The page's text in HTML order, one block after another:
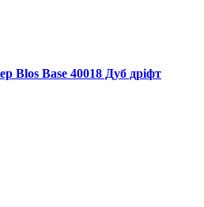
Blos Base 40018 Дуб дріфт